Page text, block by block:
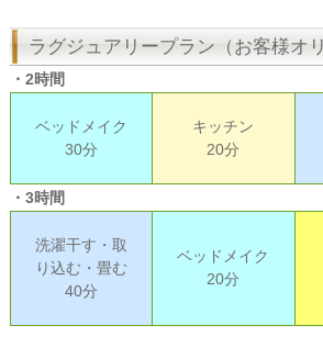
ラグジュアリープラン（お客様オ
・2時間
ベッドメイク
30分
キッチン
20分
・3時間
洗濯干す・取
り込む・畳む
40分
ベッドメイク
20分